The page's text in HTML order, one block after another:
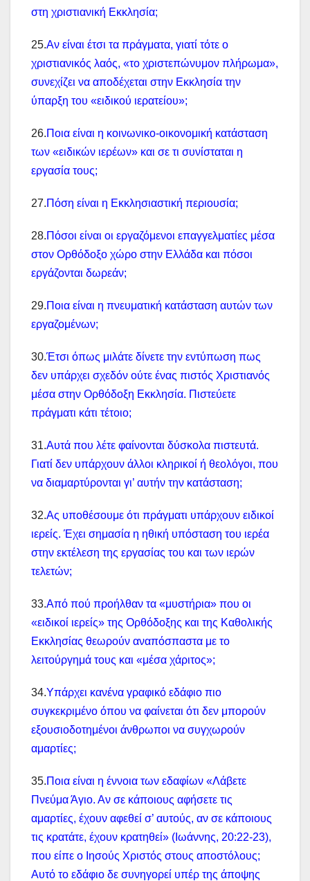
στη χριστιανική Εκκλησία;
25.Αν είναι έτσι τα πράγματα, γιατί τότε ο
χριστιανικός λαός, «το χριστεπώνυμον πλήρωμα»,
συνεχίζει να αποδέχεται στην Εκκλησία την
ύπαρξη του «ειδικού ιερατείου»;
26.Ποια είναι η κοινωνικο-οικονομική κατάσταση
των «ειδικών ιερέων» και σε τι συνίσταται η
εργασία τους;
27.Πόση είναι η Εκκλησιαστική περιουσία;
28.Πόσοι είναι οι εργαζόμενοι επαγγελματίες μέσα
στον Ορθόδοξο χώρο στην Ελλάδα και πόσοι
εργάζονται δωρεάν;
29.Ποια είναι η πνευματική κατάσταση αυτών των
εργαζομένων;
30.Έτσι όπως μιλάτε δίνετε την εντύπωση πως
δεν υπάρχει σχεδόν ούτε ένας πιστός Χριστιανός
μέσα στην Ορθόδοξη Εκκλησία. Πιστεύετε
πράγματι κάτι τέτοιο;
31.Αυτά που λέτε φαίνονται δύσκολα πιστευτά.
Γιατί δεν υπάρχουν άλλοι κληρικοί ή θεολόγοι, που
να διαμαρτύρονται γι’ αυτήν την κατάσταση;
32.Ας υποθέσουμε ότι πράγματι υπάρχουν ειδικοί
ιερείς. Έχει σημασία η ηθική υπόσταση του ιερέα
στην εκτέλεση της εργασίας του και των ιερών
τελετών;
33.Από πού προήλθαν τα «μυστήρια» που οι
«ειδικοί ιερείς» της Ορθόδοξης και της Καθολικής
Εκκλησίας θεωρούν αναπόσπαστα με το
λειτούργημά τους και «μέσα χάριτος»;
34.Υπάρχει κανένα γραφικό εδάφιο πιο
συγκεκριμένο όπου να φαίνεται ότι δεν μπορούν
εξουσιοδοτημένοι άνθρωποι να συγχωρούν
αμαρτίες;
35.Ποια είναι η έννοια των εδαφίων «Λάβετε
Πνεύμα Άγιο. Αν σε κάποιους αφήσετε τις
αμαρτίες, έχουν αφεθεί σ’ αυτούς, αν σε κάποιους
τις κρατάτε, έχουν κρατηθεί» (Ιωάννης, 20:22-23),
που είπε ο Ιησούς Χριστός στους αποστόλους;
Αυτό το εδάφιο δε συνηγορεί υπέρ της άποψης